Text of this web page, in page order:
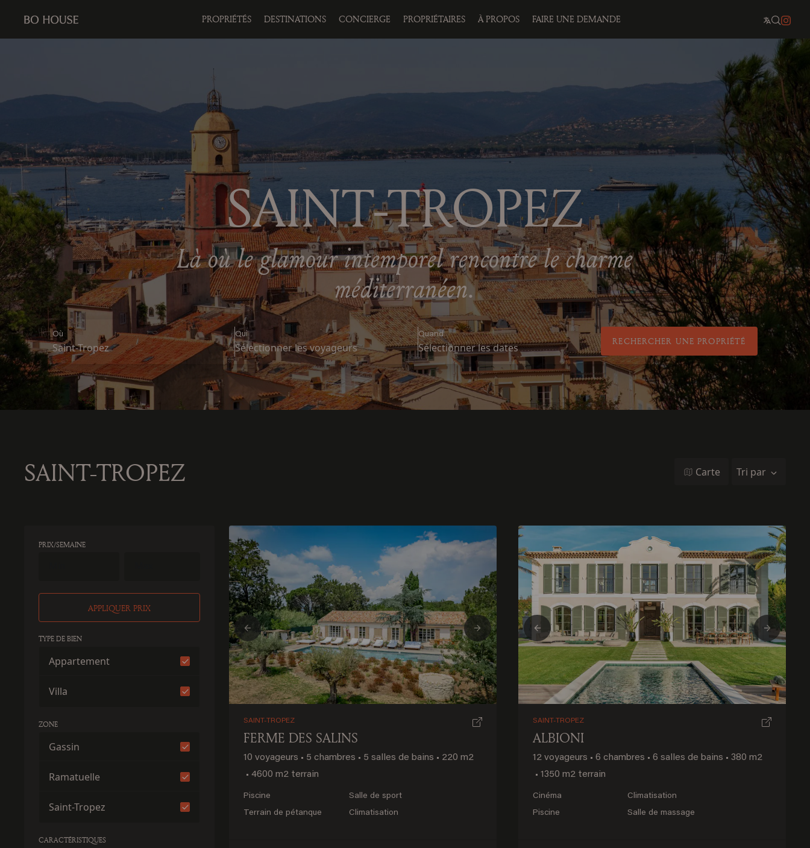
PROPRIÉTÉS DESTINATIONS CONCIERGE PROPRIÉTAIRES À PROPOS FAIRE UNE DEMANDE
SAINT-TROPEZ
Là où le glamour intemporel rencontre le charme
méditerranéen.
Où
Saint-Tropez
Qui Quand
RECHERCHER UNE PROPRIÉTÉ
SAINT-TROPEZ Carte Tri par
PRIX/SEMAINE
APPLIQUER PRIX
TYPE DE BIEN
Appartement
Villa
ZONE
Gassin
Ramatuelle
Saint-Tropez
CARACTÉRISTIQUES
Previous Next
SAINT-TROPEZ
FERME DES SALINS
10 voyageurs • 5 chambres • 5 salles de bains • 220 m2
• 4600 m2 terrain
Piscine
Terrain de pétanque
Salle de sport
Climatisation
Previous Next
SAINT-TROPEZ
ALBIONI
12 voyageurs • 6 chambres • 6 salles de bains • 380 m2
• 1350 m2 terrain
Cinéma
Piscine
Climatisation
Salle de massage